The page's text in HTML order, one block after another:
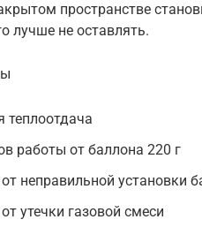
пространстве
лучше не оставлять.
теплоотдача
работы от баллона 220 г
неправильной установки
утечки газовой смеси